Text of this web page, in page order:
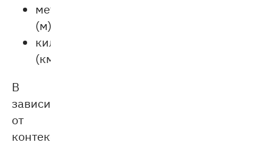
метры
(м);
километры
(км).
В
зависимости
от
контекста